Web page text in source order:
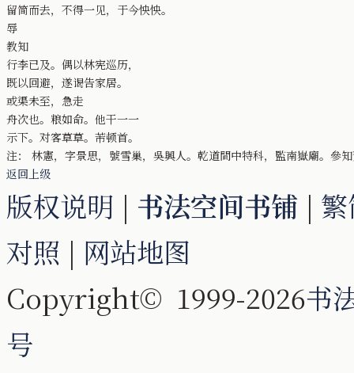
留简而去，不得一见，于今怏怏。
辱
教知
行李已及。偶以林宪巡历，
既以回避，遂谒告家居。
或渠未至，急走
舟次也。粮如命。他干一一
示下。对客草草。芾顿首。
注： 林憲，字景思，號雪巢，吳興人。乾道間中特科，監南嶽廟。參
返回上级
版权说明 | 书法空间书铺 |
对照 | 网站地图
Copyright© 1999-2026书
号